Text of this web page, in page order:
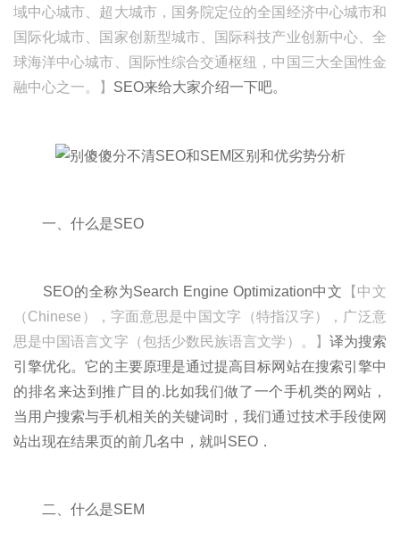
域中心城市、超大城市，国务院定位的全国经济中心城市和
国际化城市、国家创新型城市、国际科技产业创新中心、全
球海洋中心城市、国际性综合交通枢纽，中国三大全国性金
融中心之一。】 SEO来给大家介绍一下吧。
一、什么是SEO
SEO的全称为Search Engine Optimization中文
【中文
（Chinese），字面意思是中国文字（特指汉字），广泛意
思是中国语言文字（包括少数民族语言文学）。】 译为搜索
引擎优化。它的主要原理是通过提高目标网站在搜索引擎中
的排名来达到推广目的.比如我们做了一个手机类的网站，
当用户搜索与手机相关的关键词时，我们通过技术手段使网
站出现在结果页的前几名中，就叫SEO．
二、什么是SEM